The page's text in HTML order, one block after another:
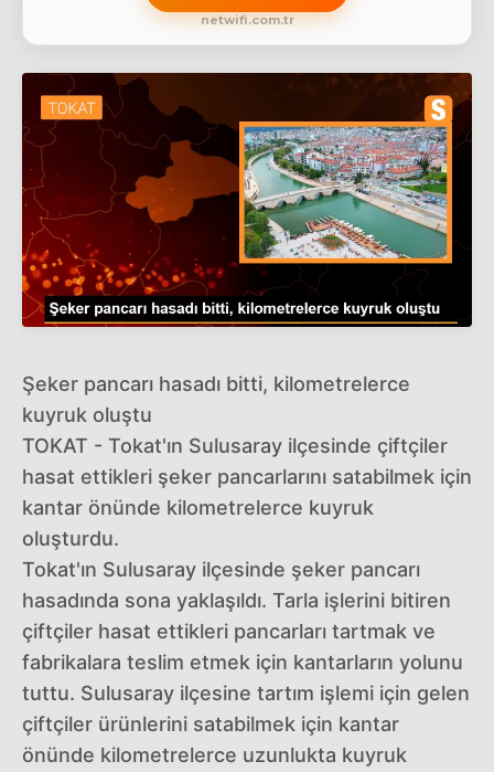
netwifi.com.tr
Şeker pancarı hasadı bitti, kilometrelerce
kuyruk oluştu
TOKAT - Tokat'ın Sulusaray ilçesinde çiftçiler
hasat ettikleri şeker pancarlarını satabilmek için
kantar önünde kilometrelerce kuyruk
oluşturdu.
Tokat'ın Sulusaray ilçesinde şeker pancarı
hasadında sona yaklaşıldı. Tarla işlerini bitiren
çiftçiler hasat ettikleri pancarları tartmak ve
fabrikalara teslim etmek için kantarların yolunu
tuttu. Sulusaray ilçesine tartım işlemi için gelen
çiftçiler ürünlerini satabilmek için kantar
önünde kilometrelerce uzunlukta kuyruk